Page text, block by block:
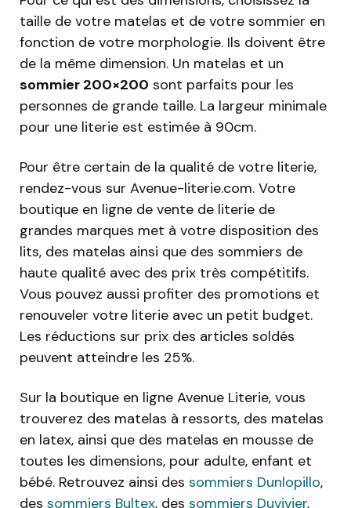
taille de votre matelas et de votre sommier en
fonction de votre morphologie. Ils doivent être
de la même dimension. Un matelas et un
sommier 200×200 sont parfaits pour les
personnes de grande taille. La largeur minimale
pour une literie est estimée à 90cm.
Pour être certain de la qualité de votre literie,
rendez-vous sur Avenue-literie.com. Votre
boutique en ligne de vente de literie de
grandes marques met à votre disposition des
lits, des matelas ainsi que des sommiers de
haute qualité avec des prix très compétitifs.
Vous pouvez aussi profiter des promotions et
renouveler votre literie avec un petit budget.
Les réductions sur prix des articles soldés
peuvent atteindre les 25%.
Sur la boutique en ligne Avenue Literie, vous
trouverez des matelas à ressorts, des matelas
en latex, ainsi que des matelas en mousse de
toutes les dimensions, pour adulte, enfant et
bébé. Retrouvez ainsi des sommiers Dunlopillo,
des sommiers Bultex, des sommiers Duvivier,